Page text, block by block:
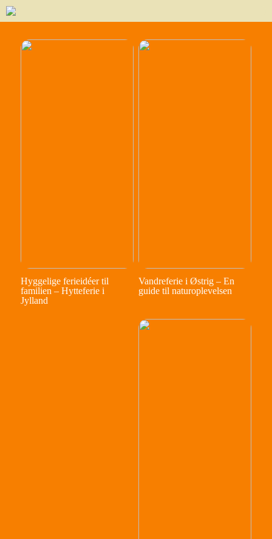
Hyggelige ferieidéer til
familien – Hytteferie i
Jylland
Vandreferie i Østrig – En
guide til naturoplevelsen